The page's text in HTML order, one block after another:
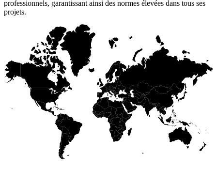
professionnels, garantissant ainsi des normes élevées dans tous ses
projets.